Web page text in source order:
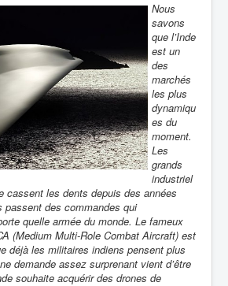
Nous
savons
que l’Inde
est un
des
marchés
les plus
dynamiqu
es du
moment.
Les
grands
industriel
cassent les dents depuis des années
passent des commandes qui
quelle armée du monde. Le fameux
(Medium Multi-Role Combat Aircraft) est
déjà les militaires indiens pensent plus
demande assez surprenant vient d’être
souhaite acquérir des drones de